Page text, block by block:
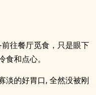
往餐厅觅食，只是眼下
和点心。
淡的好胃口, 全然没被刚